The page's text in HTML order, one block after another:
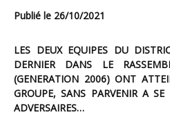
Publié le 26/10/2021
LES DEUX EQUIPES DU DISTRICT EN LICE LE WEEK-END
DERNIER DANS LE
(GENERATION 2006) ONT
GROUPE, SANS PARVENIR A SE
ADVERSAIRES…